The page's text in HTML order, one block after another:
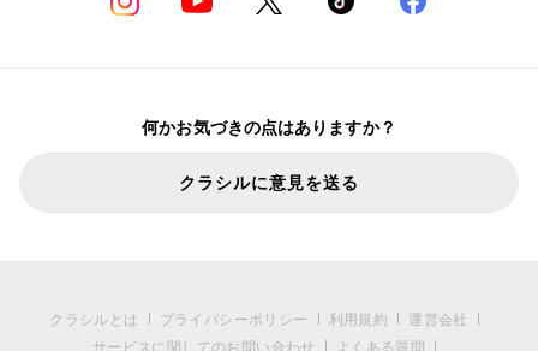
何かお気づきの点はありますか？
クラシルに意見を送る
クラシルとは プライバシーポリシー 利用規約
運営会社
サービスに関してのお問い合わせ
よくある質問